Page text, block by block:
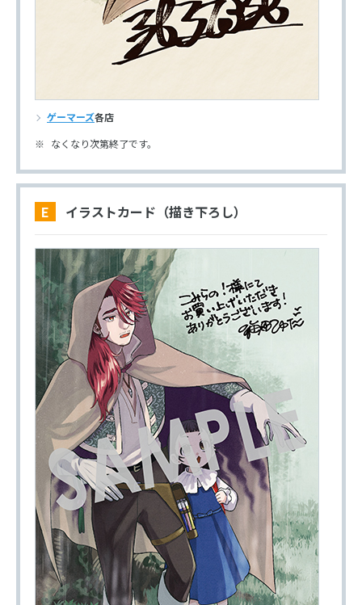
ゲーマーズ各店
なくなり次第終了です。
E イラストカード（描き下ろし）